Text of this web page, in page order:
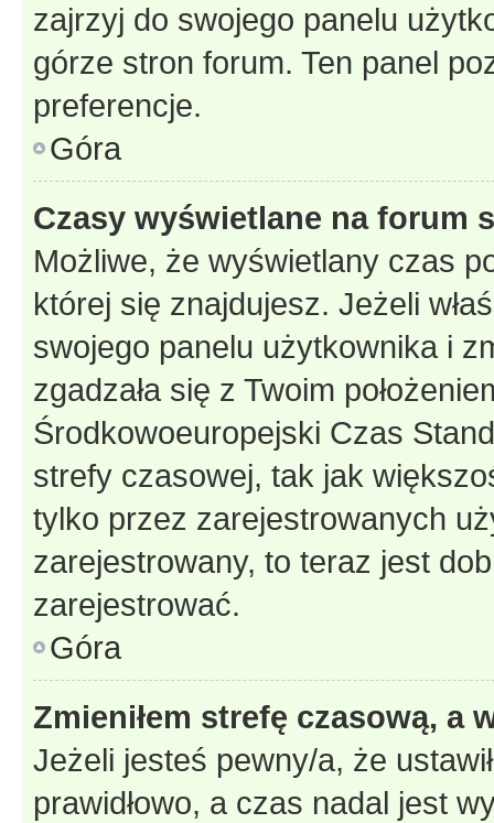
zajrzyj do swojego panelu
górze stron forum. Ten panel
preferencje.
Góra
Czasy wyświetlane na forum
Możliwe, że wyświetlany czas
której się znajdujesz. Jeżeli
swojego panelu użytkownika i
zgadzała się z Twoim
Środkowoeuropejski Czas
strefy czasowej, tak jak
tylko przez zarejestrowanych
zarejestrowany, to teraz jest
zarejestrować.
Góra
Zmieniłem strefę czasową, a
Jeżeli jesteś pewny/a, że
prawidłowo, a czas nadal jest